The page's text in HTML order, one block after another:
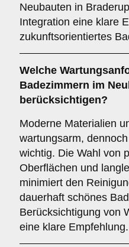
Neubauten in
Integration eine klare
zukunftsorientiertes
Welche
Badezimmern im
berücksichtigen?
Moderne Materialien
wartungsarm,
wichtig. Die Wahl von
Oberflächen und
minimiert den
dauerhaft schönes
Berücksichtigung von
eine klare Empfehlung.